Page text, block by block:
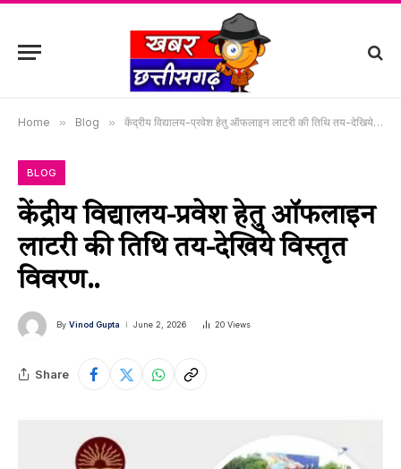
Home » Blog » केंद्रीय विद्यालय-प्रवेश हेतु ऑफलाइन लाटरी की तिथि तय-देखिये विस्तृत विवरण..
BLOG
केंद्रीय विद्यालय-प्रवेश हेतु ऑफलाइन
लाटरी की तिथि तय-देखिये विस्तृत
विवरण..
By Vinod Gupta June 2, 2026 20 Views
Share